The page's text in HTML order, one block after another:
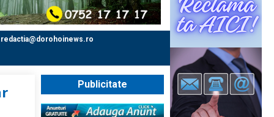
redactia@dorohoinews.ro
Publicitate